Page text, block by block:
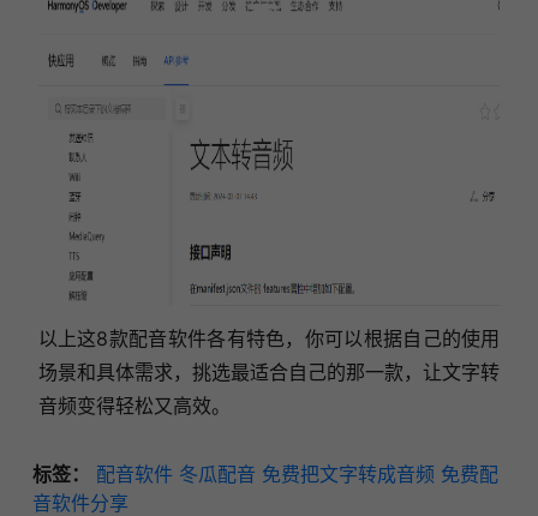
以上这8款配音软件各有特色，你可以根据自己的使用
场景和具体需求，挑选最适合自己的那一款，让文字转
音频变得轻松又高效。
标签： 配音软件 冬瓜配音 免费把文字转成音频 免费配
音软件分享